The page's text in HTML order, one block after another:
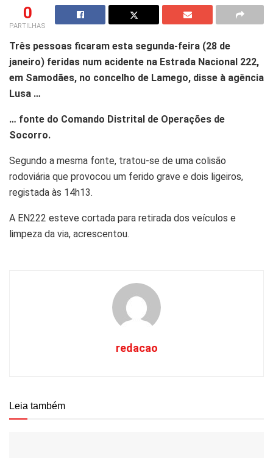
0
PARTILHAS
Três pessoas ficaram esta segunda-feira (28 de
janeiro) feridas num acidente na Estrada Nacional 222,
em Samodães, no concelho de Lamego, disse à agência
Lusa …
… fonte do Comando Distrital de Operações de
Socorro.
Segundo a mesma fonte, tratou-se de uma colisão
rodoviária que provocou um ferido grave e dois ligeiros,
registada às 14h13.
A EN222 esteve cortada para retirada dos veículos e
limpeza da via, acrescentou.
redacao
Leia também